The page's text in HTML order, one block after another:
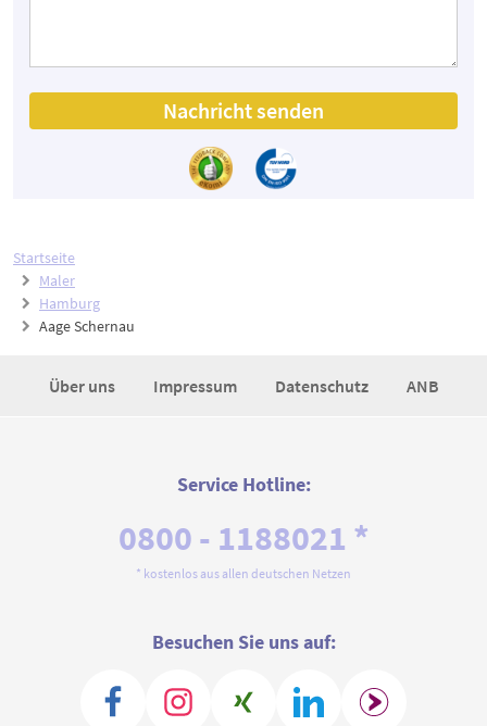
Startseite
Maler
Hamburg
Aage Schernau
Nachricht senden
Über uns Impressum Datenschutz ANB
Service Hotline:
0800 - 1188021 *
* kostenlos aus allen deutschen Netzen
Besuchen Sie uns auf: